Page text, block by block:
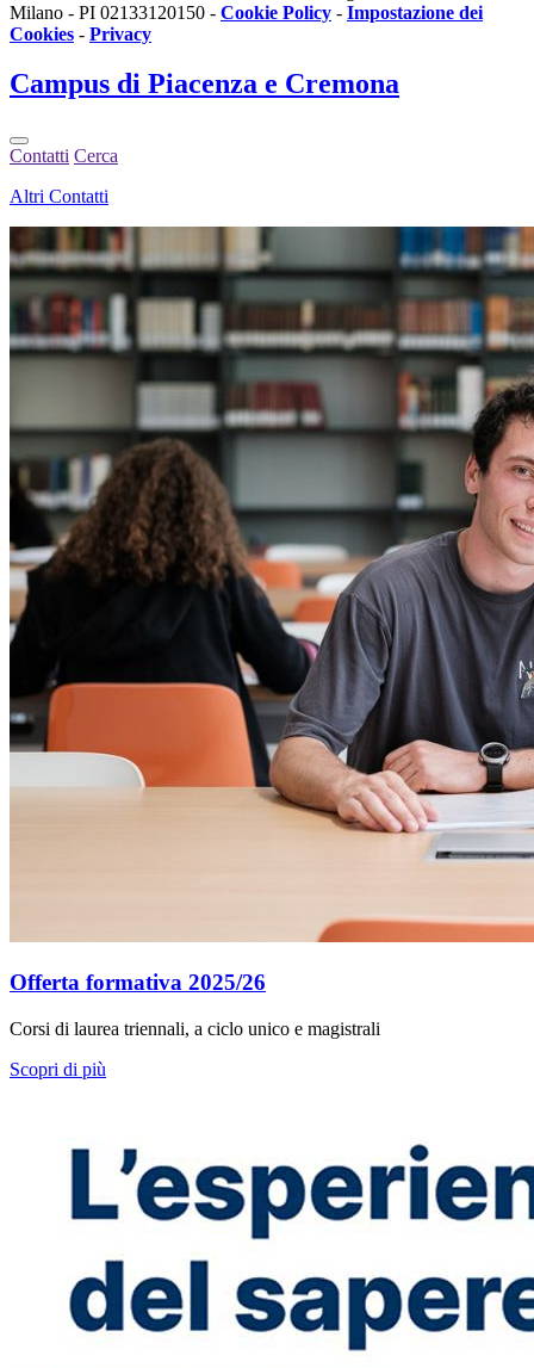
Milano - PI 02133120150 - Cookie Policy - Impostazione dei
Cookies - Privacy
Campus di Piacenza e Cremona
Contatti Cerca
Altri Contatti
Offerta formativa 2025/26
Corsi di laurea triennali, a ciclo unico e magistrali
Scopri di più